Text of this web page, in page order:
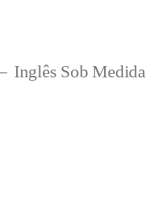
Inglês Sob Medida